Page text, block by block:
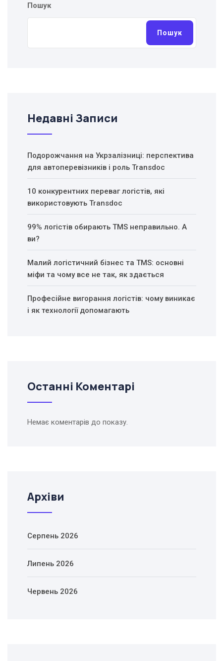
Пошук
Пошук
Недавні Записи
Подорожчання на Укрзалізниці: перспектива
для автоперевізників і роль Transdoc
10 конкурентних переваг логістів, які
використовують Transdoc
99% логістів обирають TMS неправильно. А
ви?
Малий логістичний бізнес та TMS: основні
міфи та чому все не так, як здається
Професійне вигорання логістів: чому виникає
і як технології допомагають
Останні Коментарі
Немає коментарів до показу.
Архіви
Серпень 2026
Липень 2026
Червень 2026